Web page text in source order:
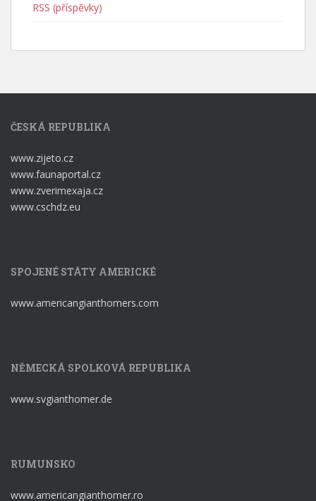
RSS (příspěvky)
ČESKÁ REPUBLIKA
www.zijeto.cz
www.faunaportal.cz
www.zverimexaja.cz
www.cschdz.eu
SPOJENÉ STÁTY AMERICKÉ
www.americangianthomers.com
NĚMECKÁ SPOLKOVÁ REPUBLIKA
www.svgianthomer.de
RUMUNSKO
www.americangianthomer.ro